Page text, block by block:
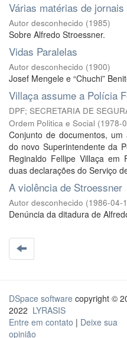
Várias matérias de jornais
Autor desconhecido (1985)
Sobre Alfredo Stroessner.
Vidas Paralelas
Autor desconhecido (1900)
Josef Mengele e “Chuchi”
Villaça assume a Polícia
DPF; SECRETARIA DE
Ordem Politica e Social (1978-
Conjunto de documentos,
do novo Superintendente da
Reginaldo Fellipe Villaça em
duas declarações do Serviço
A violência de Stroessner
Autor desconhecido (1986-04-
Denúncia da ditadura de
DSpace software copyright ©
2022 LYRASIS
Entre em contato | Deixe sua
opinião